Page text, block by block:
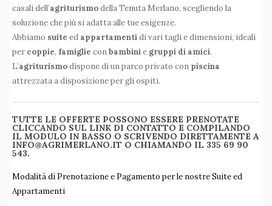
casali dell’agriturismodella Tenuta Merlano, scegliendo la
soluzione che più si adatta alle tue esigenze.
Abbiamo suite ed appartamentidi vari tagli e dimensioni, ideali
per coppie, famiglie conbambinie gruppi di amici.
L’agriturismodispone di un parco privato con piscina
attrezzata a disposizione per gli ospiti.
TUTTE LE OFFERTE POSSONO ESSERE PRENOTATE
CLICCANDO SUL LINK DI CONTATTO E COMPILANDO
IL MODULO IN BASSO O SCRIVENDO DIRETTAMENTE A
INFO@AGRIMERLANO.IT O CHIAMANDO IL 335 69 90
543.
Modalità di Prenotazione e Pagamento per le nostre Suite ed
Appartamenti